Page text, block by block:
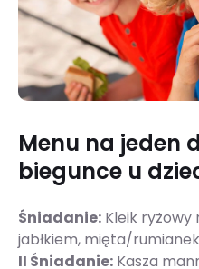
Menu na jeden
biegunce u
Śniadanie: Kleik ryżowy
jabłkiem, mięta/
II Śniadanie: Kasza